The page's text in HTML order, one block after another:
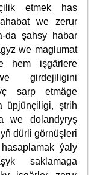
etmek has
we zerur
da şahsy habar
we maglumat
hem işgärlere
girdejiligini
sarp etmäge
üpjünçiligi, ştrih
we dolandyryş
dürli görnüşleri
ýaly
saklamaga